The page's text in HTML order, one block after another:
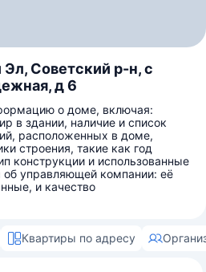
Советский р-н, с
д 6
о доме, включая:
в здании, наличие и список
расположенных в доме,
строения, такие как год
конструкции и использованные
управляющей компании: её
и качество
Квартиры по адресу